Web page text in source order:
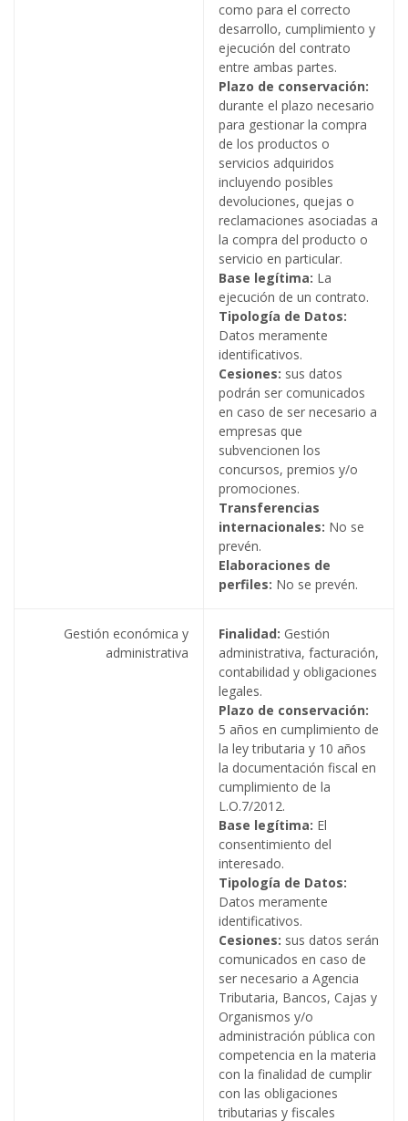
como para el correcto
desarrollo, cumplimiento y
ejecución del contrato
entre ambas partes.
Plazo de conservación:
durante el plazo necesario
para gestionar la compra
de los productos o
servicios adquiridos
incluyendo posibles
devoluciones, quejas o
reclamaciones asociadas a
la compra del producto o
servicio en particular.
Base legítima: La
ejecución de un contrato.
Tipología de Datos:
Datos meramente
identificativos.
Cesiones: sus datos
podrán ser comunicados
en caso de ser necesario a
empresas que
subvencionen los
concursos, premios y/o
promociones.
Transferencias
internacionales: No se
prevén.
Elaboraciones de
perfiles: No se prevén.
Gestión económica y
administrativa
Finalidad: Gestión
administrativa, facturación,
contabilidad y obligaciones
legales.
Plazo de conservación:
5 años en cumplimiento de
la ley tributaria y 10 años
la documentación fiscal en
cumplimiento de la
L.O.7/2012.
Base legítima: El
consentimiento del
interesado.
Tipología de Datos:
Datos meramente
identificativos.
Cesiones: sus datos serán
comunicados en caso de
ser necesario a Agencia
Tributaria, Bancos, Cajas y
Organismos y/o
administración pública con
competencia en la materia
con la finalidad de cumplir
con las obligaciones
tributarias y fiscales